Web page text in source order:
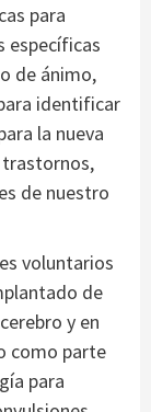
para
específicas
de ánimo,
identificar
la nueva
de nuestro
voluntarios
de
y en
como parte
para